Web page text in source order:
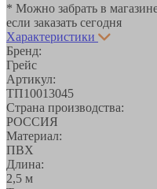
* Можно забрать в
если заказать сегодня
Характеристики
Бренд:
Грейс
Артикул:
ТП10013045
Страна производства:
РОССИЯ
Материал:
ПВХ
Длина:
2,5 м